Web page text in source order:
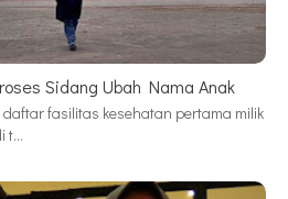
Sidang Ubah Nama Anak
fasilitas kesehatan pertama milik
t…